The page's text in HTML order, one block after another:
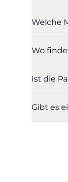
Welche
Wo
Ist die
Gibt es